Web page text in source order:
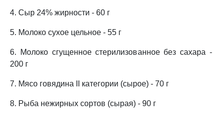
4. Сыр 24% жирности - 60 г
5. Молоко сухое цельное - 55 г
6. Молоко сгущенное стерилизованное без сахара -
200 г
7. Мясо говядина II категории (сырое) - 70 г
8. Рыба нежирных сортов (сырая) - 90 г